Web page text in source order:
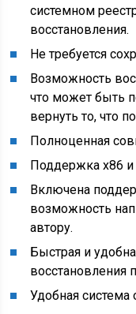
системном
восстановления.
Не требуется
Возможность
что может быть
вернуть то, что
Полноценная
Поддержка x86 и
Включена
возможность
автору.
Быстрая и
восстановления
Удобная система